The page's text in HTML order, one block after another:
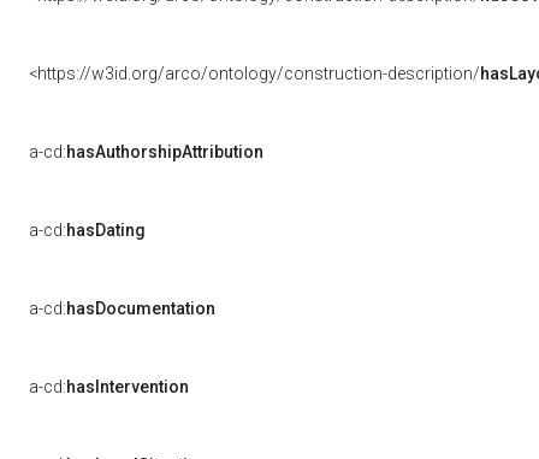
<https://w3id.org/arco/ontology/construction-description/
a-cd:hasAuthorshipAttribution
a-cd:hasDating
a-cd:hasDocumentation
a-cd:hasIntervention